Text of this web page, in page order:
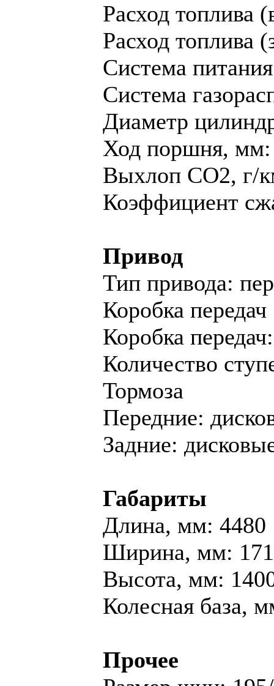
Расход топлива
Расход топлива
Система
Система
Диaметр
Ход поршня, мм:
Выхлоп CO2, г/
Коэффициент
Привод
Тип привода:
Коробка передач
Коробка
Количество
Тормоза
Передние:
Задние:
Габариты
Длина, мм: 4480
Ширина, мм:
Высота, мм:
Колесная база,
Прочее